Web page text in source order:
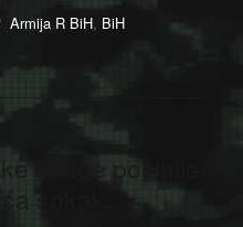
Categories
Armija R BiH, BiH
snage počinile
sokak